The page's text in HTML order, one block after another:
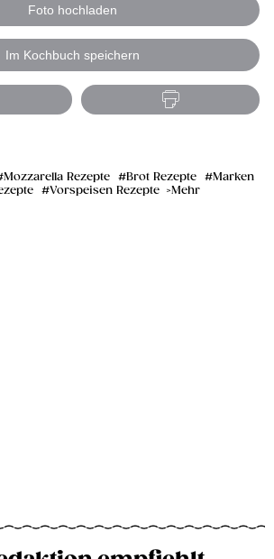
Foto hochladen
Im Kochbuch speichern
Mozzarella Rezepte Brot Rezepte
Marken
Vorspeisen Rezepte Mehr